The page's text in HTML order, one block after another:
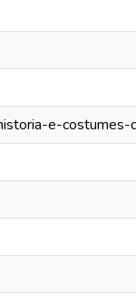
e-